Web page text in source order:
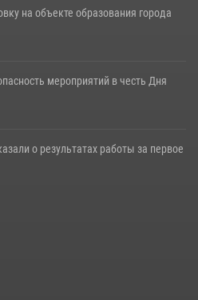
на объекте образования города
мероприятий в честь Дня
о результатах работы за первое